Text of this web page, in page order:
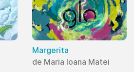
Margerita
de Maria Ioana Matei